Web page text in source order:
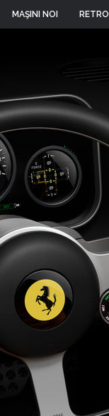
MAŞINI NOI RETRO